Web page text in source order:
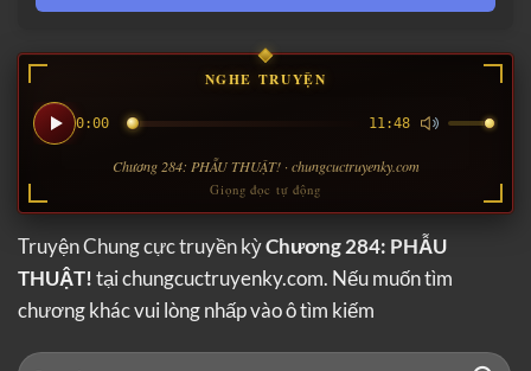
NGHE TRUYỆN
0:00 11:48
Chương 284: PHẪU THUẬT! · chungcuctruyenky.com
Giọng đọc tự động
Truyện Chung cực truyền kỳChương 284: PHẪU
THUẬT!tại chungcuctruyenky.com. Nếu muốn tìm
chương khác vui lòng nhấp vào ô tìm kiếm